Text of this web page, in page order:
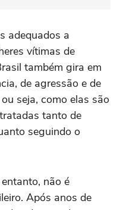
adequados a
vítimas de
também gira em
de agressão e de
seja, como elas são
tanto de
seguindo o
não é
Após anos de